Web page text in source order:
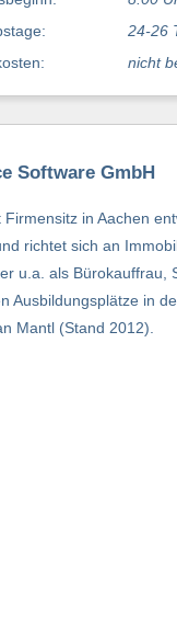
24-26
nicht
Software GmbH
in Aachen
richtet sich an
u.a. als Bürokauffrau,
Ausbildungsplätze in
Mantl (Stand 2012).